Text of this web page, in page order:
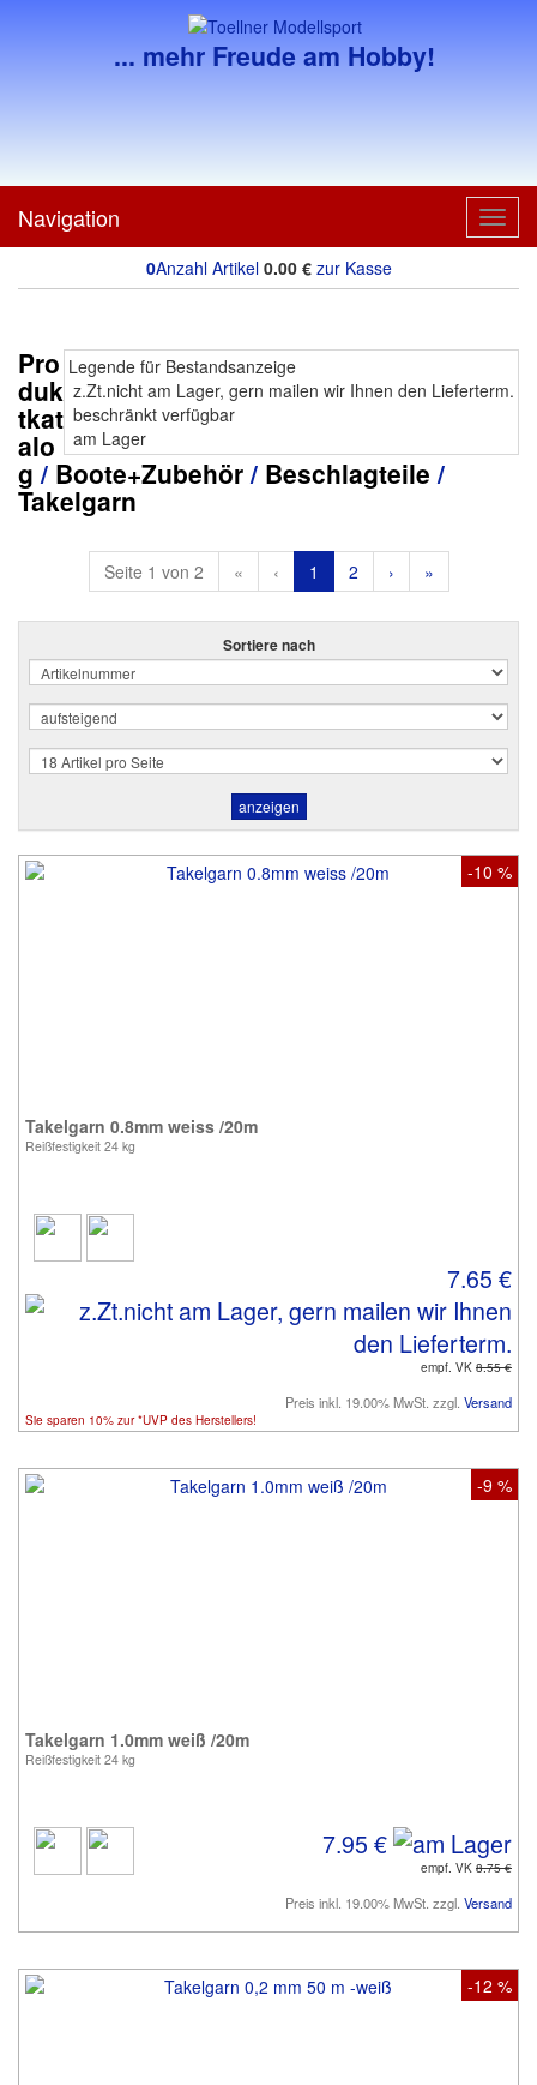
... mehr Freude am Hobby!
Navigation
0Anzahl Artikel 0.00€ zur Kasse
Legende für Bestandsanzeige
z.Zt.nicht am Lager, gern mailen wir Ihnen den Lieferterm.
beschränkt verfügbar
am Lager
Pro
duk
tkat
alo
g / Boote+Zubehör/ Beschlagteile /
Takelgarn
Seite 1 von 2 « ‹ 1 2 › »
Sortiere nach
-10 %
Takelgarn 0.8mm weiss /20m
Reißfestigkeit 24 kg
7.65 €
empf. VK 8.55 €
Preis inkl. 19.00% MwSt. zzgl. Versand
Sie sparen 10% zur *UVP des Herstellers!
-9 %
Takelgarn 1.0mm weiß /20m
Reißfestigkeit 24 kg
7.95 €
empf. VK 8.75 €
Preis inkl. 19.00% MwSt. zzgl. Versand
-12 %